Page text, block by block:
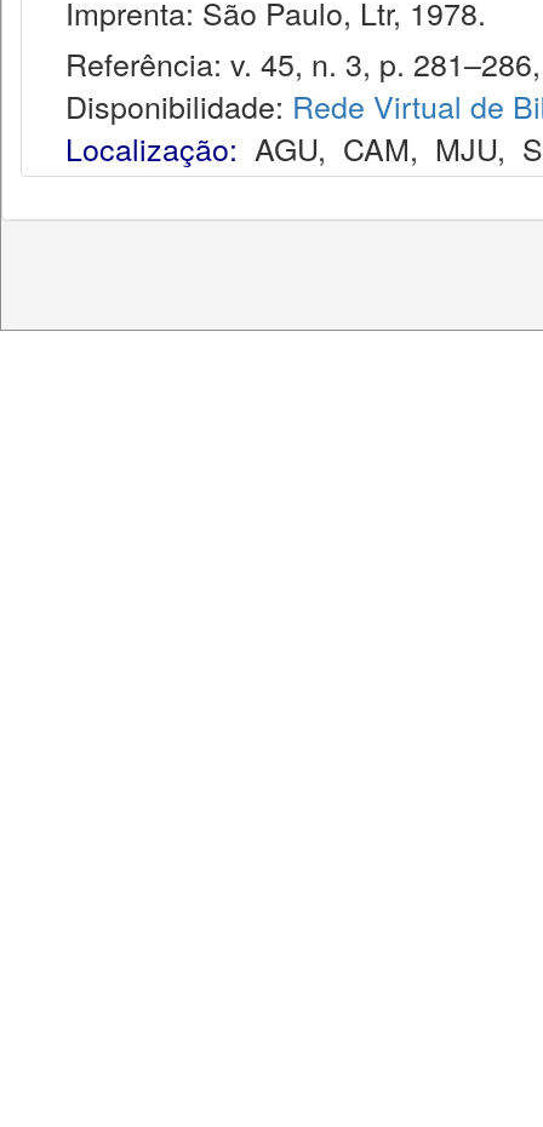
Imprenta: São Paulo, Ltr, 1978.
Referência: v. 45, n. 3, p.
Disponibilidade: Rede Virtual de
Localização: AGU, CAM, MJU,